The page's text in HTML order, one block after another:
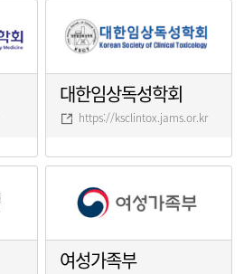
대한임상독성학회
https://ksclintox.jams.or.kr
여성가족부